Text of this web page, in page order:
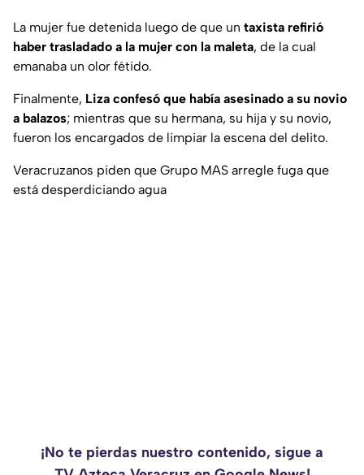
La mujer fue detenida luego de que un taxista refirió
haber trasladado a la mujer con la maleta, de la cual
emanaba un olor fétido.
Finalmente, Liza confesó que había asesinado a su novio
a balazos; mientras que su hermana, su hija y su novio,
fueron los encargados de limpiar la escena del delito.
Veracruzanos piden que Grupo MAS arregle fuga que
está desperdiciando agua
¡No te pierdas nuestro contenido, sigue a